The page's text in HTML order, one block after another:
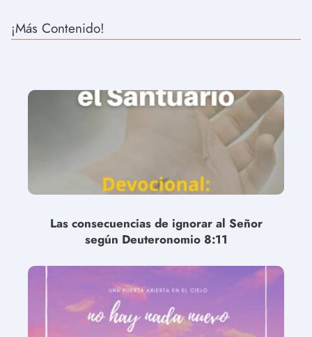
¡Más Contenido!
Las consecuencias de ignorar al Señor
según Deuteronomio 8:11